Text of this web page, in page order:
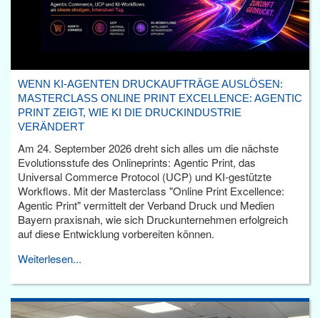
WENN KI-AGENTEN DRUCKAUFTRÄGE AUSLÖSEN:
MASTERCLASS ONLINE PRINT EXCELLENCE: AGENTIC
PRINT ZEIGT, WIE KI DIE DRUCKINDUSTRIE
VERÄNDERT
Am 24. September 2026 dreht sich alles um die nächste
Evolutionsstufe des Onlineprints: Agentic Print, das
Universal Commerce Protocol (UCP) und KI-gestützte
Workflows. Mit der Masterclass "Online Print Excellence:
Agentic Print" vermittelt der Verband Druck und Medien
Bayern praxisnah, wie sich Druckunternehmen erfolgreich
auf diese Entwicklung vorbereiten können.
Weiterlesen...